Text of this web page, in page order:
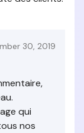
30, 2019
qui
nos